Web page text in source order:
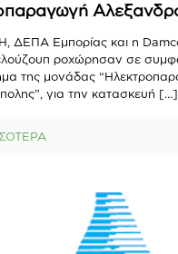
ΔΕΠΑ Εμπορίας και η
ροχώρησαν σε
της μονάδας
για την κατασκευή […]